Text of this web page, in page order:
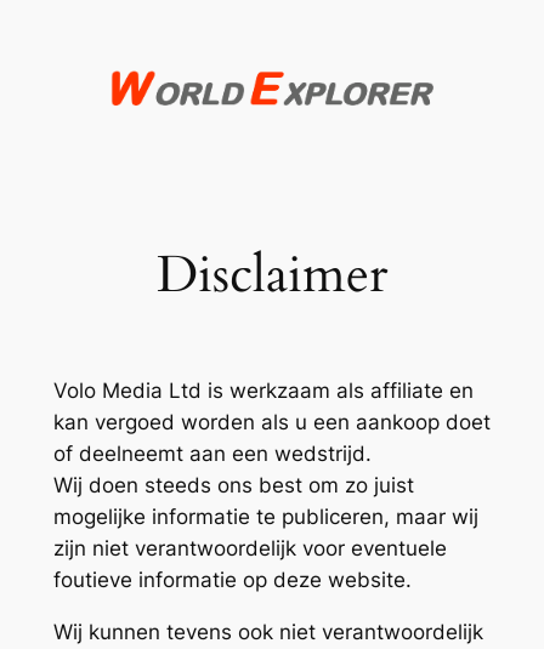
Disclaimer
Volo Media Ltd is werkzaam als affiliate en
kan vergoed worden als u een aankoop doet
of deelneemt aan een wedstrijd.
Wij doen steeds ons best om zo juist
mogelijke informatie te publiceren, maar wij
zijn niet verantwoordelijk voor eventuele
foutieve informatie op deze website.
Wij kunnen tevens ook niet verantwoordelijk